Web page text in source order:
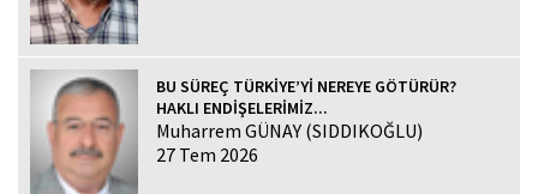
BU SÜREÇ TÜRKİYE’Yİ NEREYE GÖTÜRÜR?
HAKLI ENDİŞELERİMİZ...
Muharrem GÜNAY (SIDDIKOĞLU)
27 Tem 2026